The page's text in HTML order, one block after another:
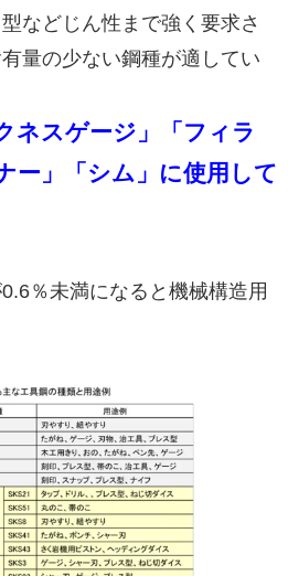
などじん性まで強く要求さ
量の少ない鋼種が適してい
ネスゲージ」「フィラ
ー」「シム」に使用して
％未満になると機械構造用